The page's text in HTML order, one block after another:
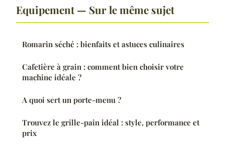
Equipement — Sur le même sujet
Romarin séché : bienfaits et astuces culinaires
Cafetière à grain : comment bien choisir votre
machine idéale ?
A quoi sert un porte-menu ?
Trouvez le grille-pain idéal : style, performance et
prix